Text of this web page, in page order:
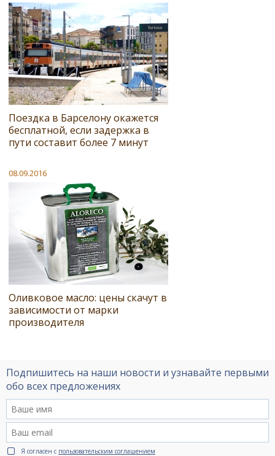
Поездка в Барселону окажется
бесплатной, если задержка в
пути составит более 7 минут
08.09.2016
Оливковое масло: цены скачут в
зависимости от марки
производителя
Подпишитесь на наши новости и узнавайте первыми
обо всех предложениях
Я согласен с пользовательским соглашением